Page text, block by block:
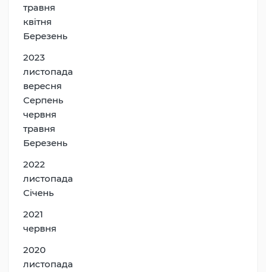
травня
квітня
Березень
2023
листопада
вересня
Серпень
червня
травня
Березень
2022
листопада
Січень
2021
червня
2020
листопада